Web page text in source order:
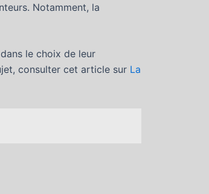
Notamment, la
le choix de leur
consulter cet article sur La